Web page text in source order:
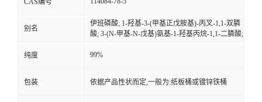
CAS编号
别名
伊班磷酸; 1-羟基-3-(甲基正戊胺基)-丙叉-1,1-双膦
酸; 3-(N-甲基-N-戊基)氨基-1-羟基丙烷-1,1-二膦酸;
纯度 99%
包装 依据产品性状而定,一般为:纸板桶或镀锌铁桶